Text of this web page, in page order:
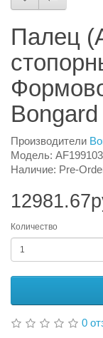
Палец
Производители
Модель:
Наличие: Pre-
Количество
0